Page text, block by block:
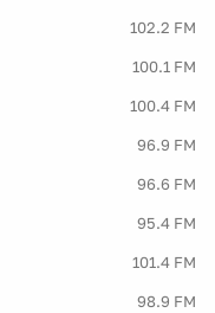
102.2 FM
100.1 FM
100.4 FM
96.9 FM
96.6 FM
95.4 FM
101.4 FM
98.9 FM